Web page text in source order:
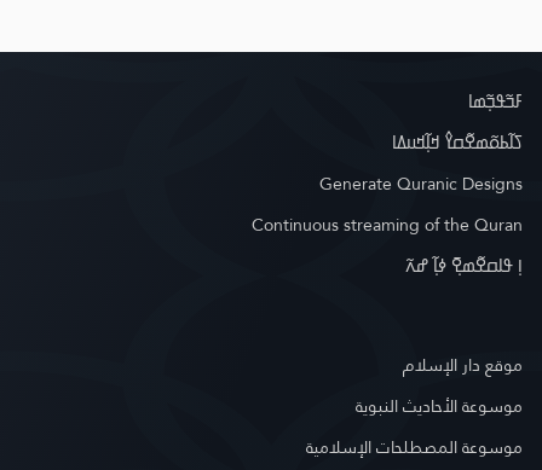
ߓߏ߬ߟߏ߲߬ߘߊ
ߖߊ߬ߕߋ߬ߘߐ߬ߛߌ߮ ߞߊ߲߬ߞߎߡߊ
Generate Quranic Designs
Continuous streaming of the Quran
ߊ߲ ߟߊߛߐ߬ߘߐ߲߫ ߦߊ߲߬ ߝߍ߬
موقع دار الإسلام
موسوعة الأحاديث النبوية
موسوعة المصطلحات الإسلامية